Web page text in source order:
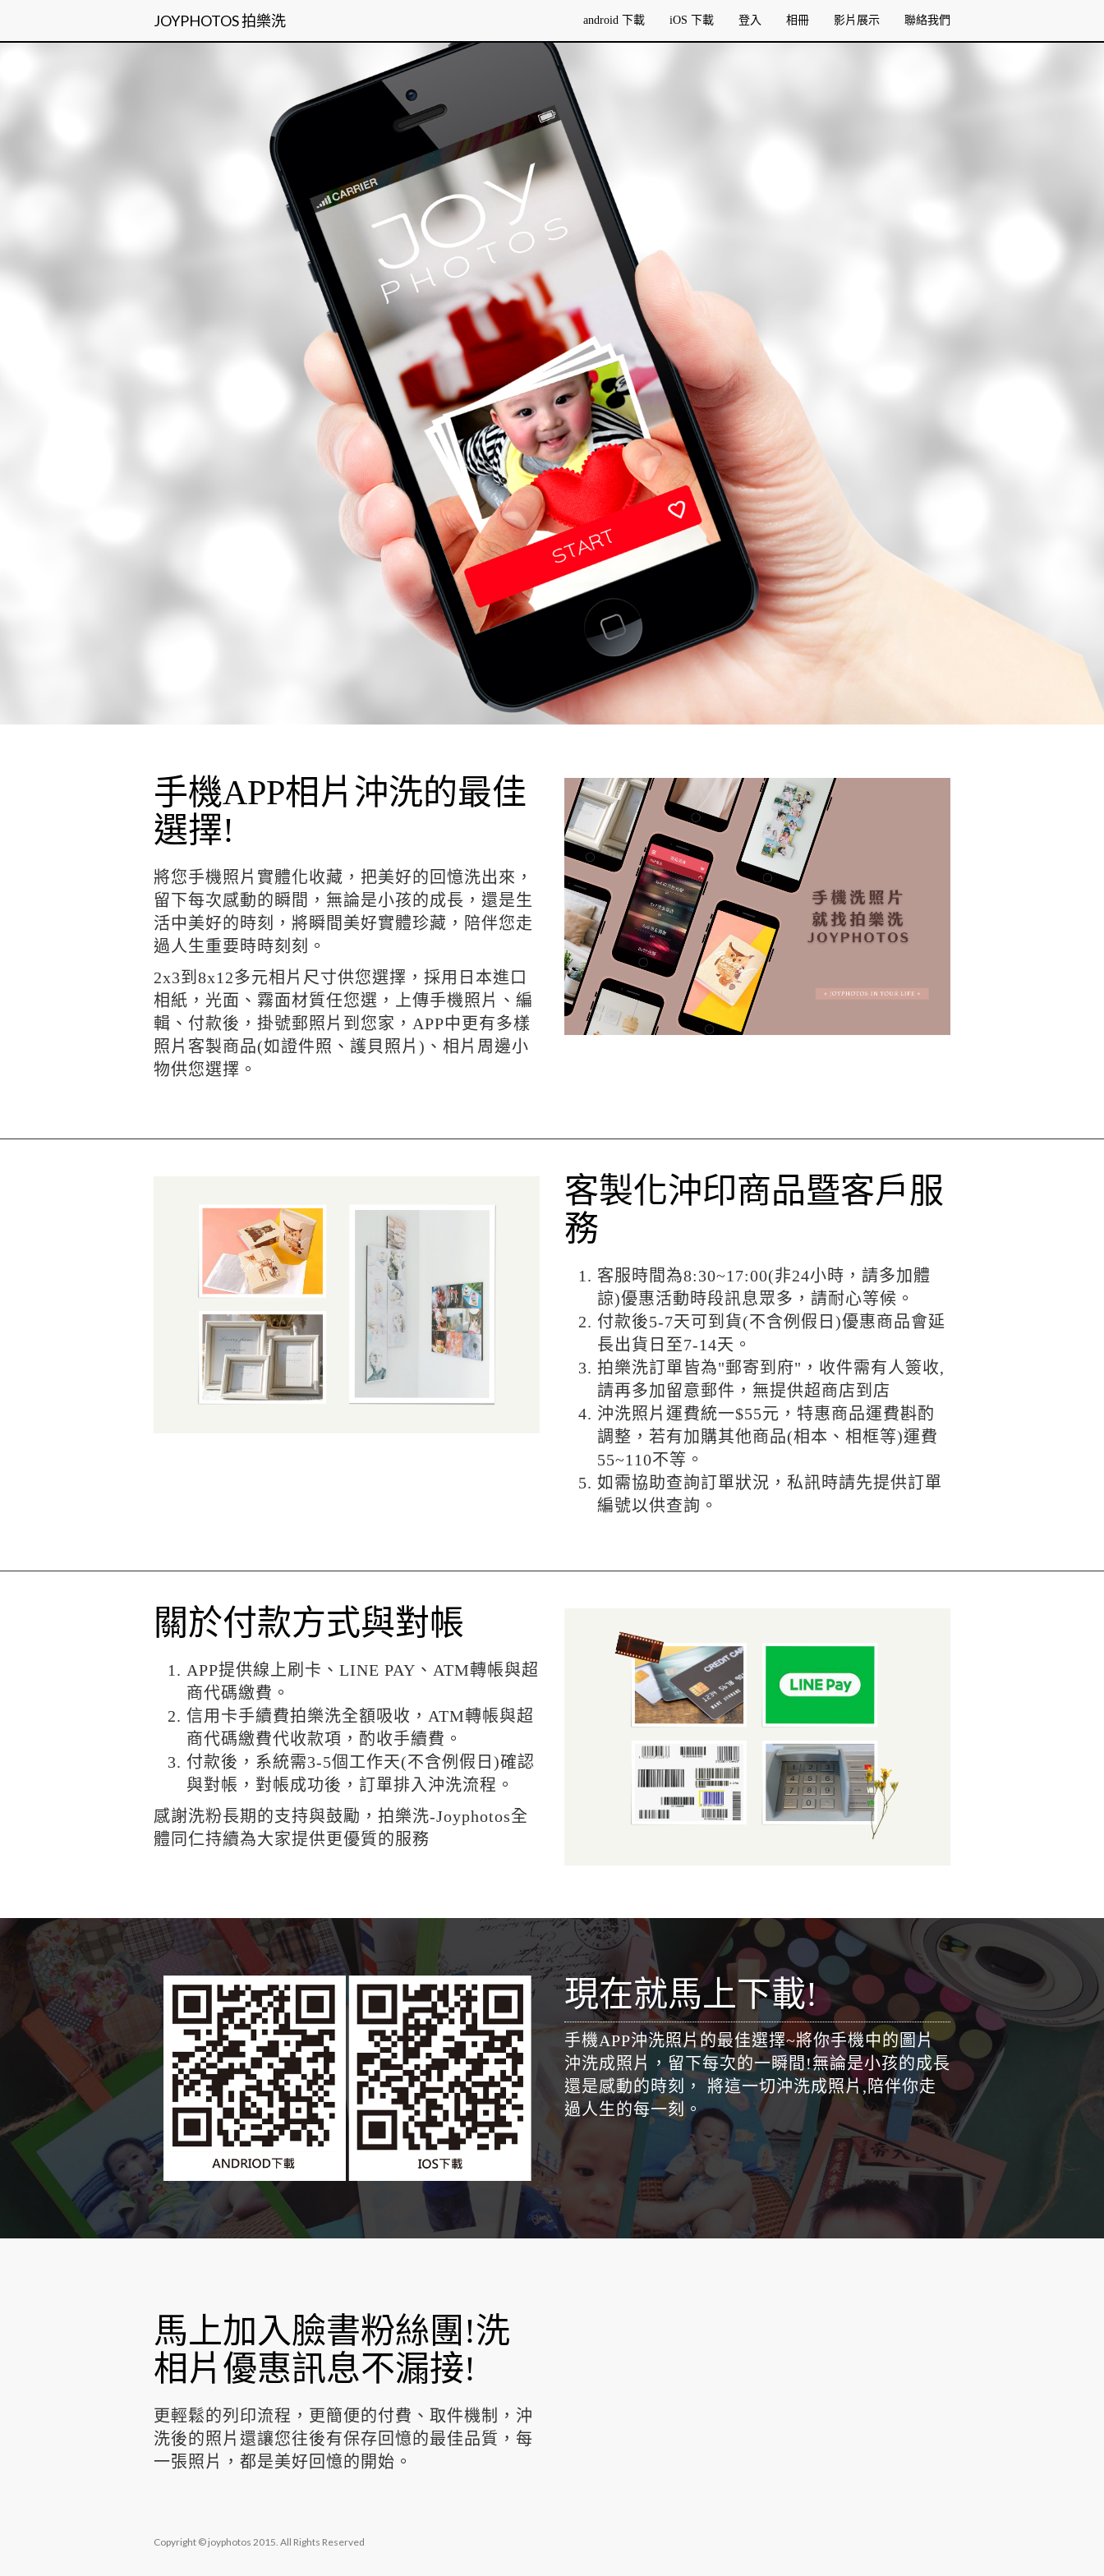
JOYPHOTOS 拍樂洗 android 下載 iOS 下載 登入 相冊 影片展示 聯絡我們
手機APP相片沖洗的最佳
選擇!
將您手機照片實體化收藏，把美好的回憶洗出來，
留下每次感動的瞬間，無論是小孩的成長，還是生
活中美好的時刻，將瞬間美好實體珍藏，陪伴您走
過人生重要時時刻刻。
2x3到8x12多元相片尺寸供您選擇，採用日本進口
相紙，光面、霧面材質任您選，上傳手機照片、編
輯、付款後，掛號郵照片到您家，APP中更有多樣
照片客製商品(如證件照、護貝照片)、相片周邊小
物供您選擇。
客製化沖印商品暨客戶服
務
客服時間為8:30~17:00(非24小時，請多加體
諒)優惠活動時段訊息眾多，請耐心等候。
付款後5-7天可到貨(不含例假日)優惠商品會延
長出貨日至7-14天。
拍樂洗訂單皆為"郵寄到府"，收件需有人簽收,
請再多加留意郵件，無提供超商店到店
沖洗照片運費統一$55元，特惠商品運費斟酌
調整，若有加購其他商品(相本、相框等)運費
55~110不等。
如需協助查詢訂單狀況，私訊時請先提供訂單
編號以供查詢。
關於付款方式與對帳
APP提供線上刷卡、LINE PAY、ATM轉帳與超
商代碼繳費。
信用卡手續費拍樂洗全額吸收，ATM轉帳與超
商代碼繳費代收款項，酌收手續費。
付款後，系統需3-5個工作天(不含例假日)確認
與對帳，對帳成功後，訂單排入沖洗流程。
感謝洗粉長期的支持與鼓勵，拍樂洗-Joyphotos全
體同仁持續為大家提供更優質的服務
現在就馬上下載!
手機APP沖洗照片的最佳選擇~將你手機中的圖片
沖洗成照片，留下每次的一瞬間!無論是小孩的成長
還是感動的時刻， 將這一切沖洗成照片,陪伴你走
過人生的每一刻。
馬上加入臉書粉絲團!洗
相片優惠訊息不漏接!
更輕鬆的列印流程，更簡便的付費、取件機制，沖
洗後的照片還讓您往後有保存回憶的最佳品質，每
一張照片，都是美好回憶的開始。
Copyright © joyphotos 2015. All Rights Reserved